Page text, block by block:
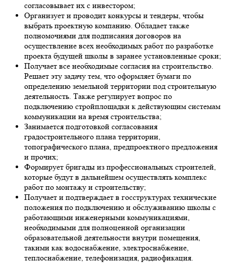
согласовывает их с инвестором;
Организует и проводит конкурсы и тендеры, чтобы
выбрать проектную компанию. Обладает также
полномочиями для подписания договоров на
осуществление всех необходимых работ по разработке
проекта будущей школы в заранее установленные сроки;
Получает все необходимые согласия на строительство.
Решает эту задачу тем, что оформляет бумаги по
определению земельной территории под строительную
деятельность. Также регулирует вопрос по
подключению стройплощадки к действующим системам
коммуникации на время строительства;
Занимается подготовкой согласования
градостроительного плана территории,
топографического плана, предпроектного предложения
и прочих;
Формирует бригады из профессиональных строителей,
которые будут в дальнейшем осуществлять комплекс
работ по монтажу и строительству;
Получает и подтверждает в госструктурах технические
положения по подключению и обслуживанию школы с
работающими инженерными коммуникациями,
необходимыми для полноценной организации
образовательной деятельности внутри помещения,
такими как водоснабжение, электроснабжение,
теплоснабжение, телефонизация, радиофикация.